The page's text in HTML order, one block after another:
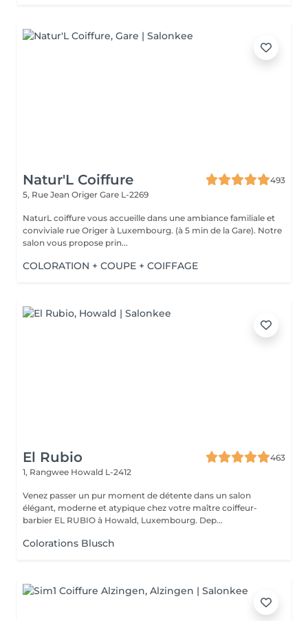
Natur'L Coiffure
493
5, Rue Jean Origer Gare L-2269
NaturL coiffure vous accueille dans une ambiance familiale et
conviviale rue Origer à Luxembourg. (à 5 min de la Gare). Notre
salon vous propose prin...
COLORATION + COUPE + COIFFAGE
El Rubio
463
1, Rangwee Howald L-2412
Venez passer un pur moment de détente dans un salon
élégant, moderne et atypique chez votre maître coiffeur-
barbier EL RUBIO à Howald, Luxembourg. Dep...
Colorations Blusch